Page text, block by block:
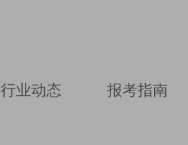
《注册建筑师考试辅导教
行业动态 报考指南